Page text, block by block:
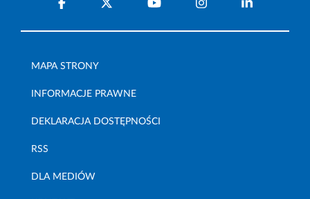
MAPA STRONY
INFORMACJE PRAWNE
DEKLARACJA DOSTĘPNOŚCI
RSS
DLA MEDIÓW